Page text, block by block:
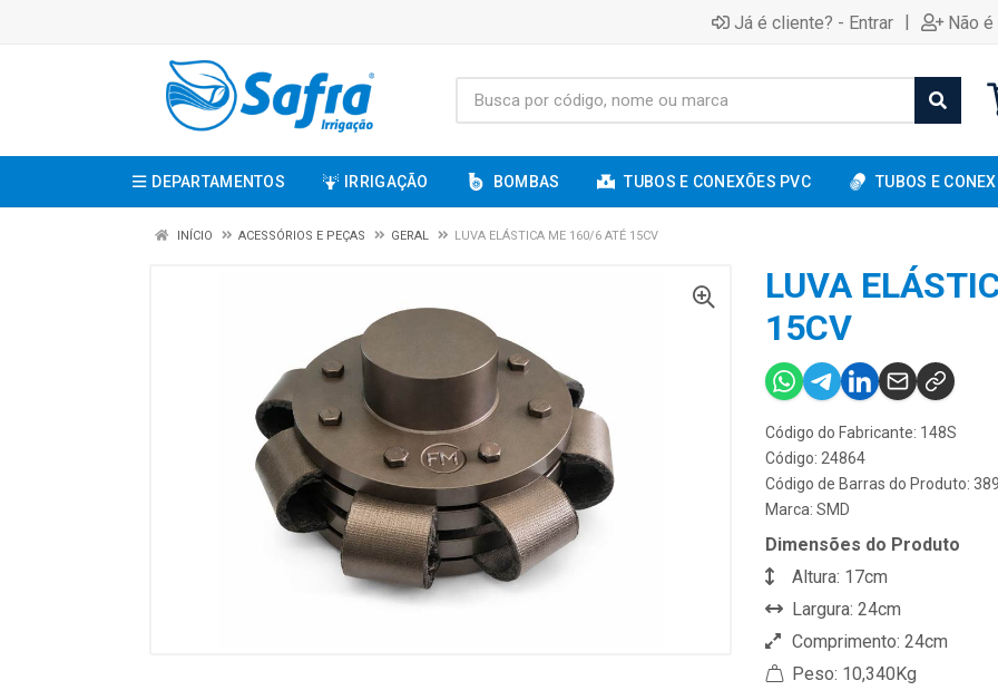
Já é cliente? - Entrar | Não
DEPARTAMENTOS IRRIGAÇÃO BOMBAS TUBOS E CONEXÕES PVC TUBOS E
INÍCIO ACESSÓRIOS E PEÇAS GERAL LUVA ELÁSTICA ME 160/6 ATÉ 15CV
LUVA
15CV
Código do Fabricante: 148S
Código: 24864
Código de Barras do Produto:
Marca: SMD
Dimensões do Produto
Altura: 17cm
Largura: 24cm
Comprimento: 24cm
Peso: 10,340Kg